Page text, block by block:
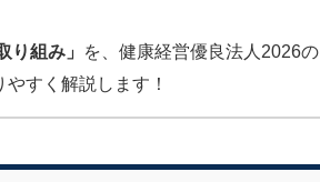
り組み」
を、健康経営優良法人2026の
すく解説します！